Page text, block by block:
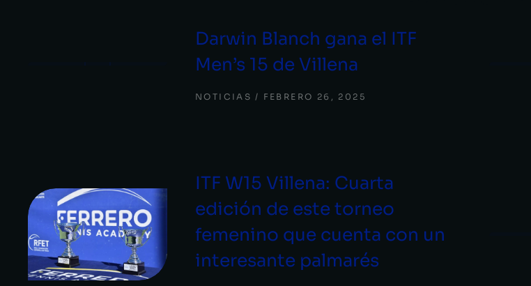
Darwin Blanch gana el ITF
Men’s 15 de Villena
NOTICIAS FEBRERO 26, 2025
ITF W15 Villena: Cuarta
edición de este torneo
femenino que cuenta con un
interesante palmarés